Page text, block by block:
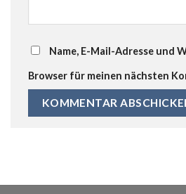
Name, E-Mail-Adresse und
Browser für meinen nächsten